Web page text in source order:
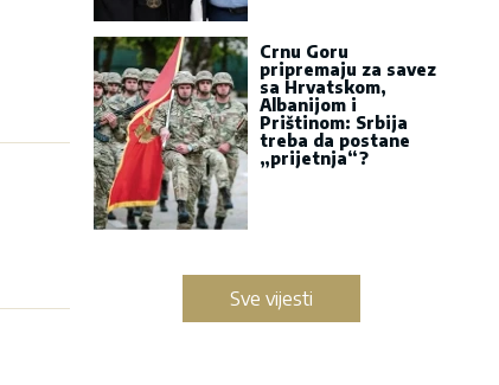
Crnu Goru
pripremaju za savez
sa Hrvatskom,
Albanijom i
Prištinom: Srbija
treba da postane
„prijetnja“?
Sve vijesti